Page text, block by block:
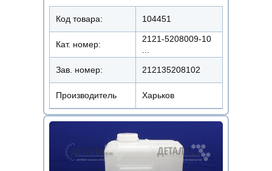
Код товара: 104451
Кат. номер:
2121-5208009-10
Зав. номер: 212135208102
Производитель Харьков